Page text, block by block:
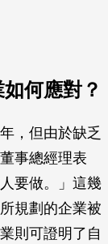
何應對？
，但由於缺乏
事總經理表
要做。」這幾
規劃的企業被
則可證明了自